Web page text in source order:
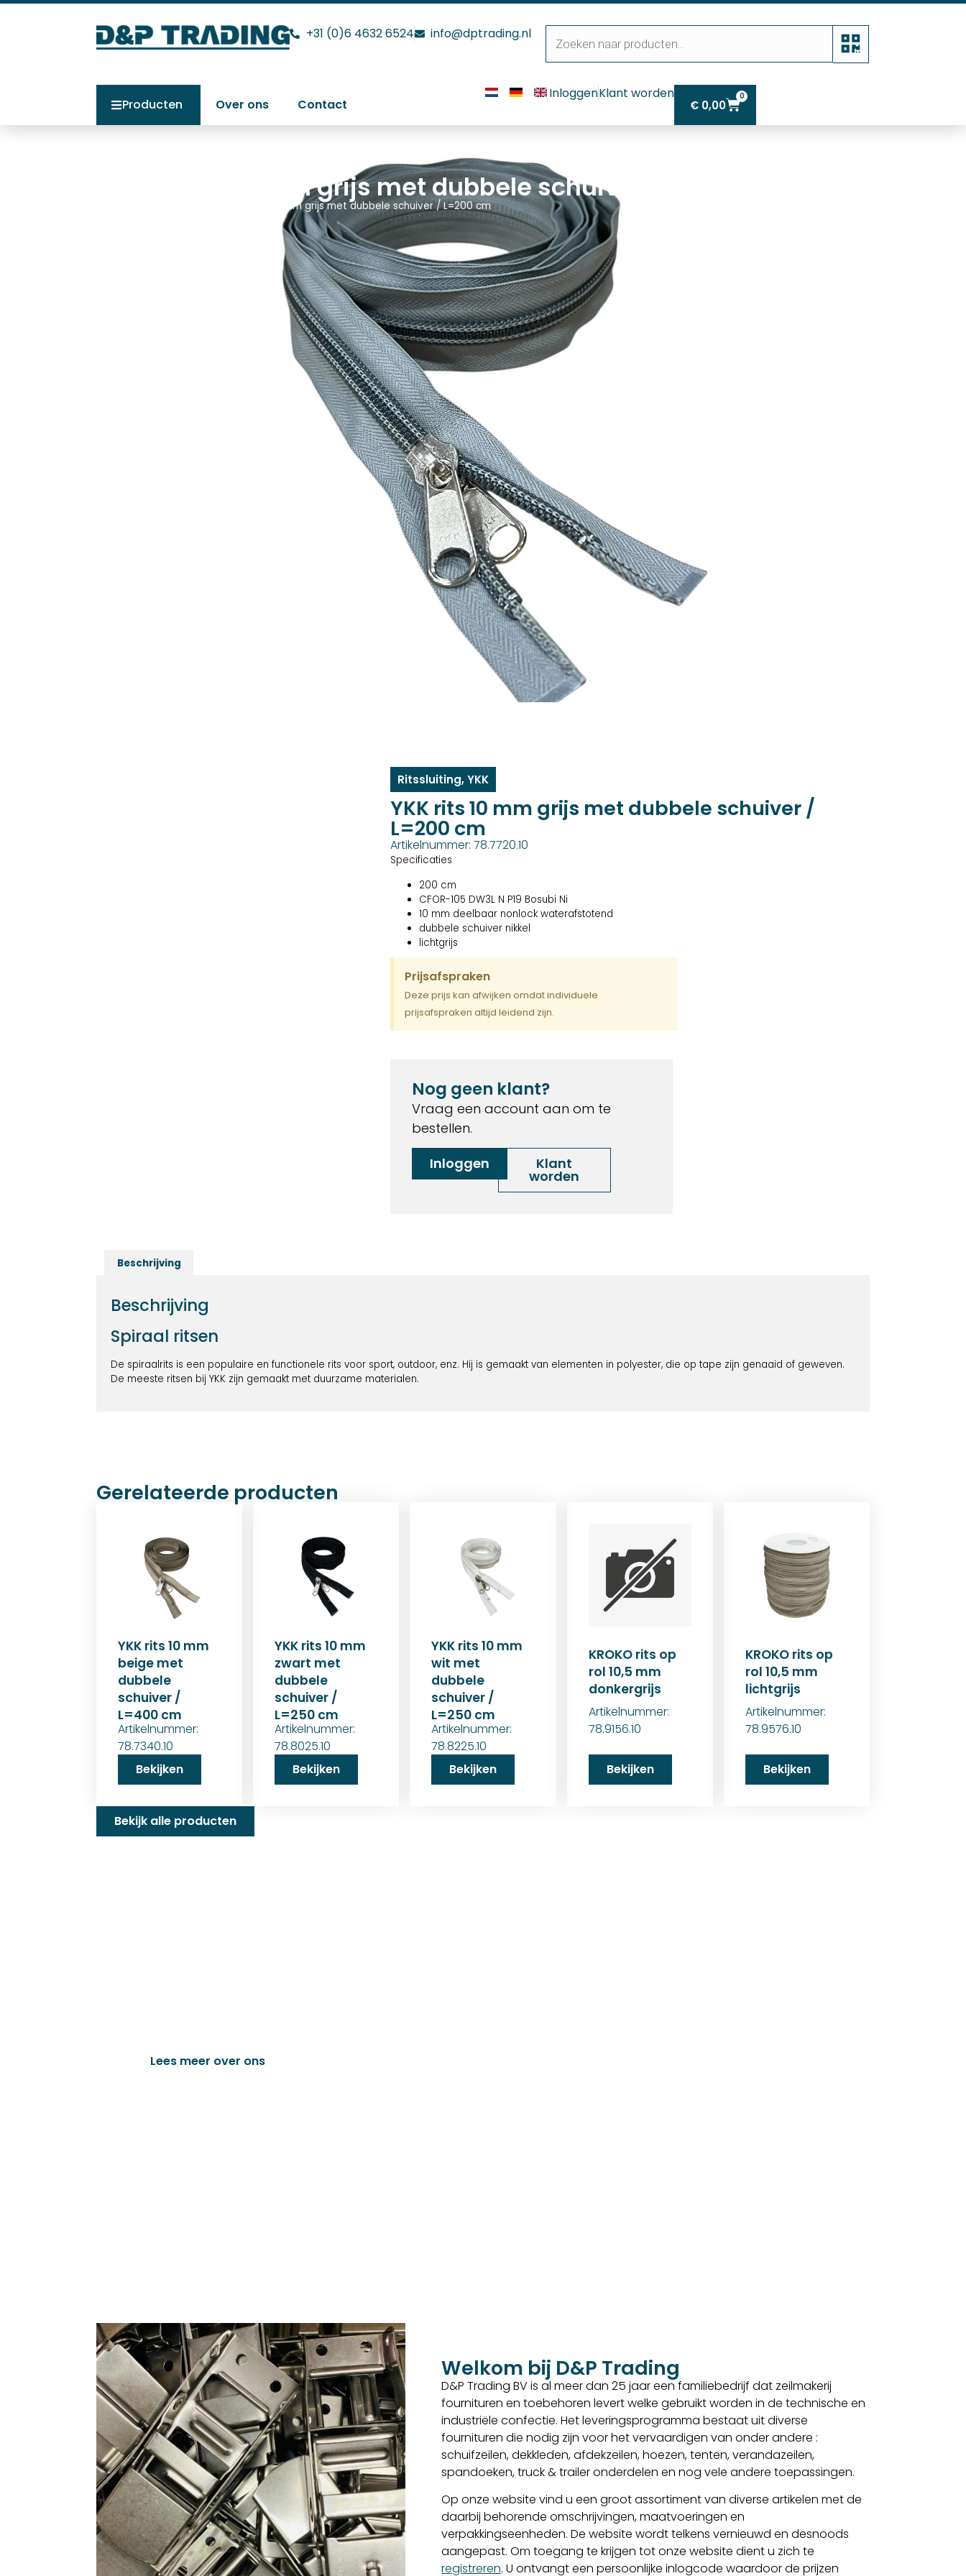
+31 (0)6 4632 6524 info@dptrading.nl
Producten Over ons Contact
InloggenKlant worden
€ 0,00
0
YKK rits 10 mm grijs met dubbele schuiver / L=200 cm
YKK rits 10 mm grijs met dubbele schuiver / L=200 cm
Ritssluiting,YKK
YKK rits 10 mm grijs met dubbele schuiver /
L=200 cm
Artikelnummer: 78.7720.10
Specificaties
200 cm
CFOR-105 DW3L N P19 Bosubi Ni
10 mm deelbaar nonlock waterafstotend
dubbele schuiver nikkel
lichtgrijs
Prijsafspraken
Deze prijs kan afwijken omdat individuele
prijsafspraken altijd leidend zijn.
Nog geen klant?
Vraag een account aan om te
bestellen.
Inloggen
Klant
worden
Beschrijving
Beschrijving
Spiraal ritsen
De spiraalrits is een populaire en functionele rits voor sport, outdoor, enz. Hij is gemaakt van elementen in polyester, die op tape zijn genaaid of geweven.
De meeste ritsen bij YKK zijn gemaakt met duurzame materialen.
Gerelateerde producten
YKK rits 10 mm
beige met
dubbele
schuiver /
L=400 cm
Artikelnummer:
78.7340.10
Bekijken
YKK rits 10 mm
zwart met
dubbele
schuiver /
L=250 cm
Artikelnummer:
78.8025.10
Bekijken
YKK rits 10 mm
wit met
dubbele
schuiver /
L=250 cm
Artikelnummer:
78.8225.10
Bekijken
KROKO rits op
rol 10,5 mm
donkergrijs
Artikelnummer:
78.9156.10
Bekijken
KROKO rits op
rol 10,5 mm
lichtgrijs
Artikelnummer:
78.9576.10
Bekijken
Bekijk alle producten
Lees meer over ons
Welkom bij D&P Trading
D&P Trading BV is al meer dan 25 jaar een familiebedrijf dat zeilmakerij
fournituren en toebehoren levert welke gebruikt worden in de technische en
industriële confectie. Het leveringsprogramma bestaat uit diverse
fournituren die nodig zijn voor het vervaardigen van onder andere :
schuifzeilen, dekkleden, afdekzeilen, hoezen, tenten, verandazeilen,
spandoeken, truck & trailer onderdelen en nog vele andere toepassingen.
Op onze website vind u een groot assortiment van diverse artikelen met de
daarbij behorende omschrijvingen, maatvoeringen en
verpakkingseenheden. De website wordt telkens vernieuwd en desnoods
aangepast. Om toegang te krijgen tot onze website dient u zich te
registreren. U ontvangt een persoonlijke inlogcode waardoor de prijzen